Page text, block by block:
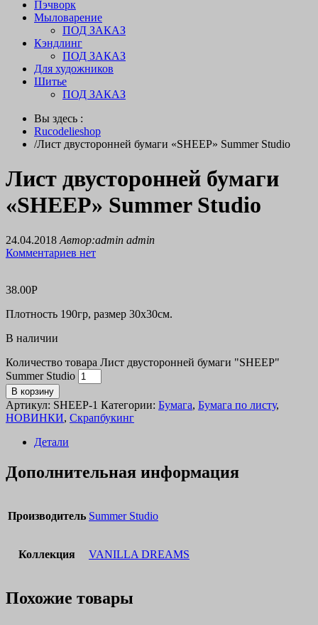
Пэчворк
Мыловарение
ПОД ЗАКАЗ
Кэндлинг
ПОД ЗАКАЗ
Для художников
Шитье
ПОД ЗАКАЗ
Вы здесь :
Rucodelieshop
/Лист двусторонней бумаги «SHEEP» Summer Studio
Лист двусторонней бумаги
«SHEEP» Summer Studio
24.04.2018 Автор:admin admin
Комментариев нет
38.00Р
Плотность 190гр, размер 30х30см.
В наличии
Количество товара Лист двусторонней бумаги "SHEEP"
Summer Studio
В корзину
Артикул: SHEEP-1 Категории: Бумага, Бумага по листу,
НОВИНКИ, Скрапбукинг
Детали
Дополнительная информация
Производитель Summer Studio
Коллекция VANILLA DREAMS
Похожие товары